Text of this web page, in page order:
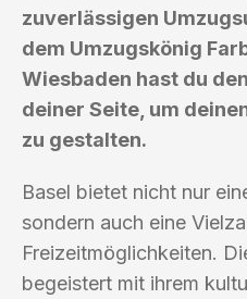
zuverlässigen
dem Umzugskönig
Wiesbaden hast du
deiner Seite, um
zu gestalten.
Basel bietet nicht nur
sondern auch eine
Freizeitmöglichkeiten.
begeistert mit ihrem